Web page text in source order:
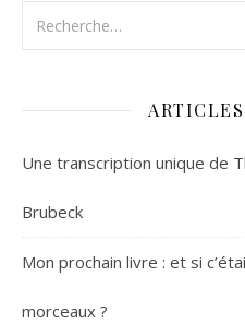
Une transcription unique de
Brubeck
Mon prochain livre : et si
morceaux ?